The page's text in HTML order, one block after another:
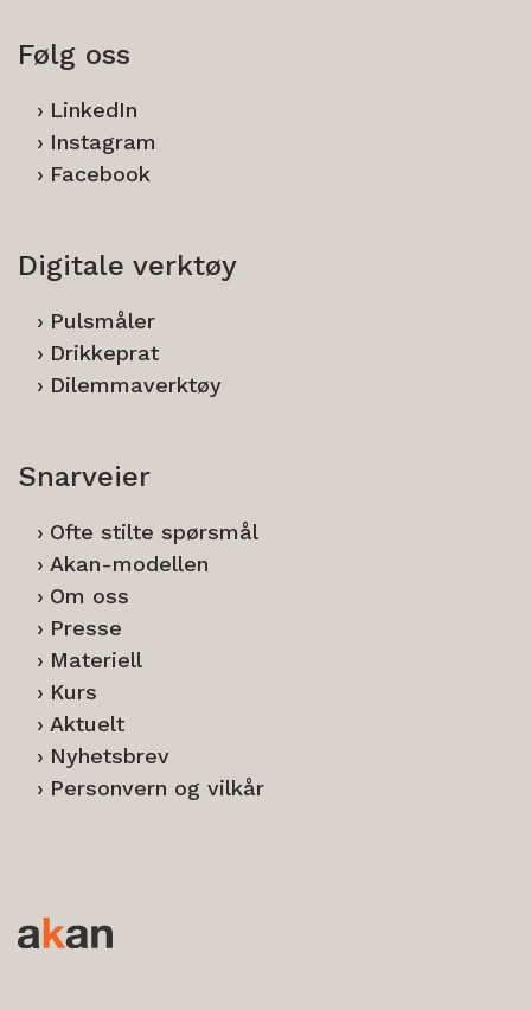
Følg oss
LinkedIn
Instagram
Facebook
Digitale verktøy
Pulsmåler
Drikkeprat
Dilemmaverktøy
Snarveier
Ofte stilte spørsmål
Akan-modellen
Om oss
Presse
Materiell
Kurs
Aktuelt
Nyhetsbrev
Personvern og vilkår